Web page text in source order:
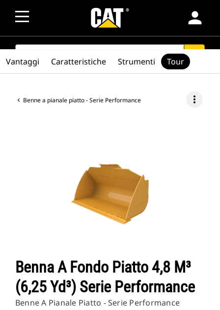
person
SEARCH search
Benne a pianale piatto - Serie Performance more_vert
Benna A Fondo Piatto 4,8 M³
(6,25 Yd³) Serie Performance
Benne A Pianale Piatto - Serie Performance
Vantaggi Caratteristiche Strumenti Tour